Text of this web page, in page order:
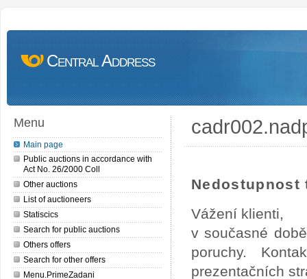
Central Address
Menu
Main page
Public auctions in accordance with
Act No. 26/2000 Coll
Other auctions
List of auctioneers
Statiscics
Search for public auctions
Others offers
Search for other offers
Menu.PrimeZadani
Nedostupnost
Vážení klienti,
v současné
poruchy.
prezentačních